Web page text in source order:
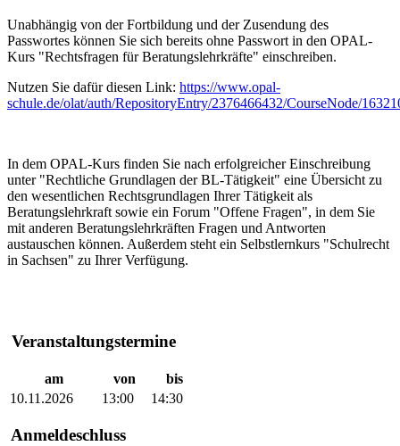
Unabhängig von der Fortbildung und der Zusendung des
Passwortes können Sie sich bereits ohne Passwort in den OPAL-
Kurs "Rechtsfragen für Beratungslehrkräfte" einschreiben.
Nutzen Sie dafür diesen Link: https://www.opal-
schule.de/olat/auth/RepositoryEntry/2376466432/CourseNode/
In dem OPAL-Kurs finden Sie nach erfolgreicher Einschreibung
unter "Rechtliche Grundlagen der BL-Tätigkeit" eine Übersicht zu
den wesentlichen Rechtsgrundlagen Ihrer Tätigkeit als
Beratungslehrkraft sowie ein Forum "Offene Fragen", in dem Sie
mit anderen Beratungslehrkräften Fragen und Antworten
austauschen können. Außerdem steht ein Selbstlernkurs "Schulrecht
in Sachsen" zu Ihrer Verfügung.
Veranstaltungstermine
am von
bis
10.11.2026
13:00 14:30
Anmeldeschluss